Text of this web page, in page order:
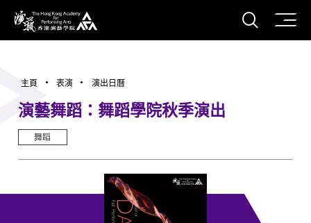
香港演藝學院
打開
主頁 表演 演出日曆
演藝舞蹈：舞蹈學院秋季演出
舞蹈